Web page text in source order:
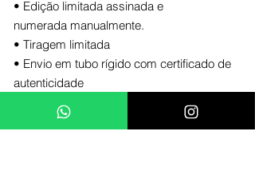
• Edição limitada assinada e
numerada manualmente.
• Tiragem limitada
• Envio em tubo rígido com certificado de
autenticidade
Tamanho disponível: (
vendido sem